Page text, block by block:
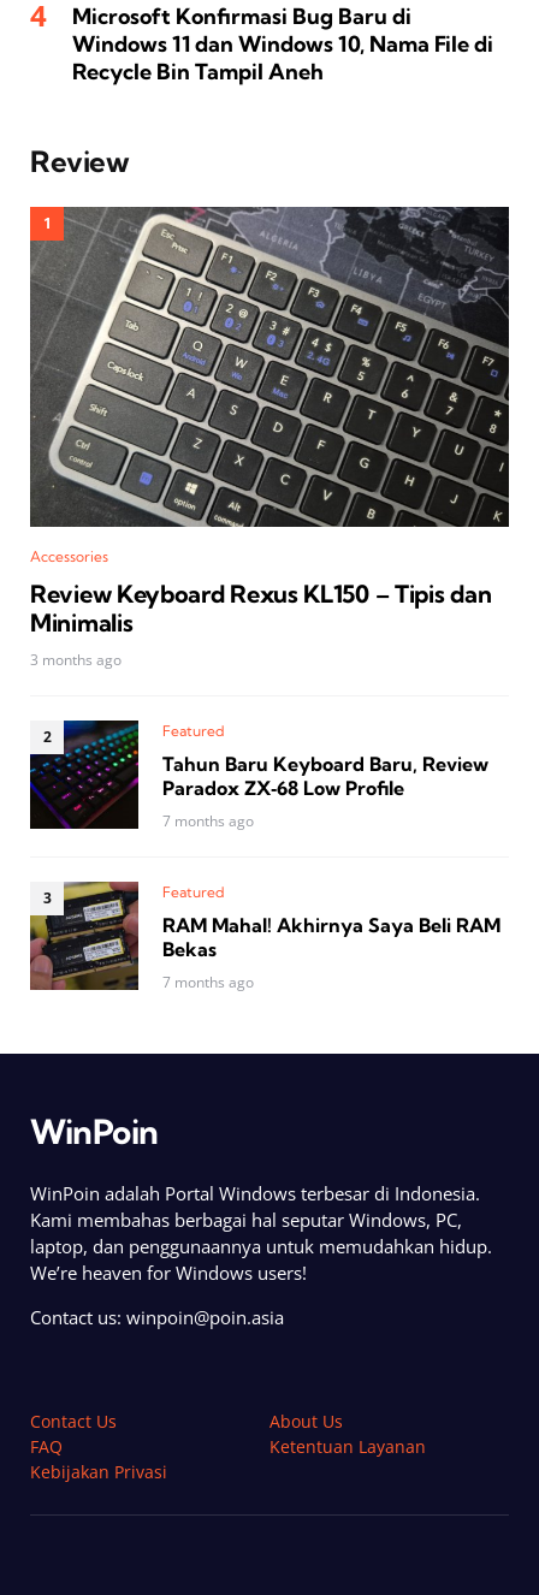
Microsoft Konfirmasi Bug Baru di
Windows 11 dan Windows 10, Nama File di
Recycle Bin Tampil Aneh
Review
Accessories
Review Keyboard Rexus KL150 – Tipis dan
Minimalis
3 months ago
Featured
Tahun Baru Keyboard Baru, Review
Paradox ZX‑68 Low Profile
7 months ago
Featured
RAM Mahal! Akhirnya Saya Beli RAM
Bekas
7 months ago
WinPoin
WinPoin adalah Portal Windows terbesar di Indonesia.
Kami membahas berbagai hal seputar Windows, PC,
laptop, dan penggunaannya untuk memudahkan hidup.
We’re heaven for Windows users!
Contact us: winpoin@poin.asia
Contact Us
About Us
FAQ
Ketentuan Layanan
Kebijakan Privasi